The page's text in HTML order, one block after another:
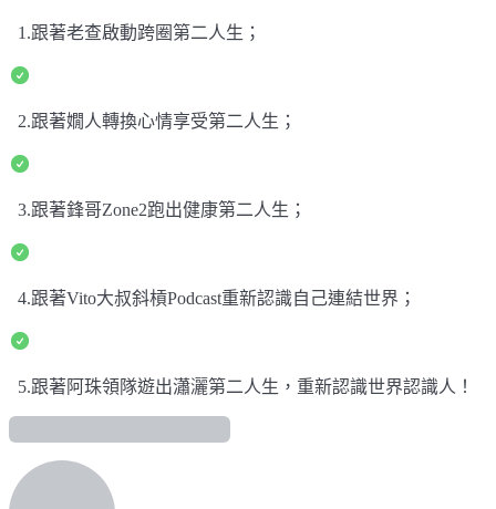
1.跟著老查啟動跨圈第二人生；
2.跟著嫺人轉換心情享受第二人生；
3.跟著鋒哥Zone2跑出健康第二人生；
4.跟著Vito大叔斜槓Podcast重新認識自己連結世界；
5.跟著阿珠領隊遊出瀟灑第二人生，重新認識世界認識人！